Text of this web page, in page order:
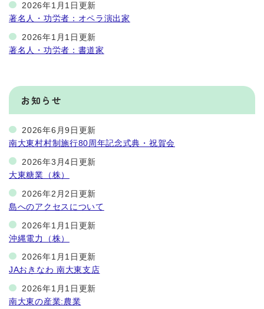
2026年1月1日更新
著名人・功労者：オペラ演出家
2026年1月1日更新
著名人・功労者：書道家
お知らせ
2026年6月9日更新
南大東村村制施行80周年記念式典・祝賀会
2026年3月4日更新
大東糖業（株）
2026年2月2日更新
島へのアクセスについて
2026年1月1日更新
沖縄電力（株）
2026年1月1日更新
JAおきなわ 南大東支店
2026年1月1日更新
南大東の産業:農業